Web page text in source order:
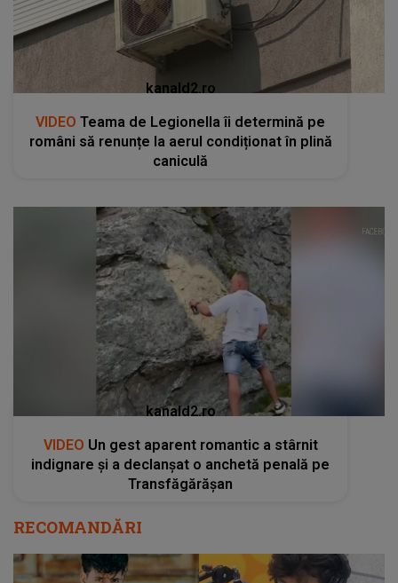
kanald2.ro
VIDEO Teama de Legionella îi determină pe
români să renunțe la aerul condiționat în plină
caniculă
kanald2.ro
VIDEO Un gest aparent romantic a stârnit
indignare și a declanșat o anchetă penală pe
Transfăgărășan
RECOMANDĂRI